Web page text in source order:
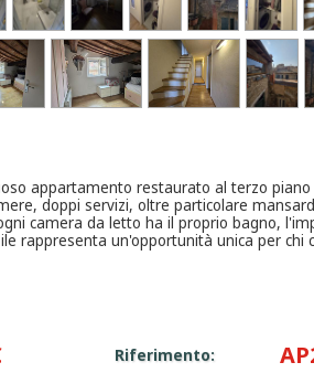
appartamento restaurato al terzo
doppi servizi, oltre particolare
camera da letto ha il proprio bagno,
rappresenta un'opportunità unica per chi
Riferimento: